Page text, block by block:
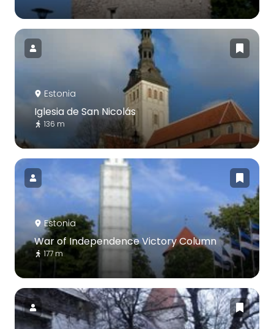
Estonia
Iglesia de San Nicolás
136 m
Estonia
War of Independence Victory Column
177 m